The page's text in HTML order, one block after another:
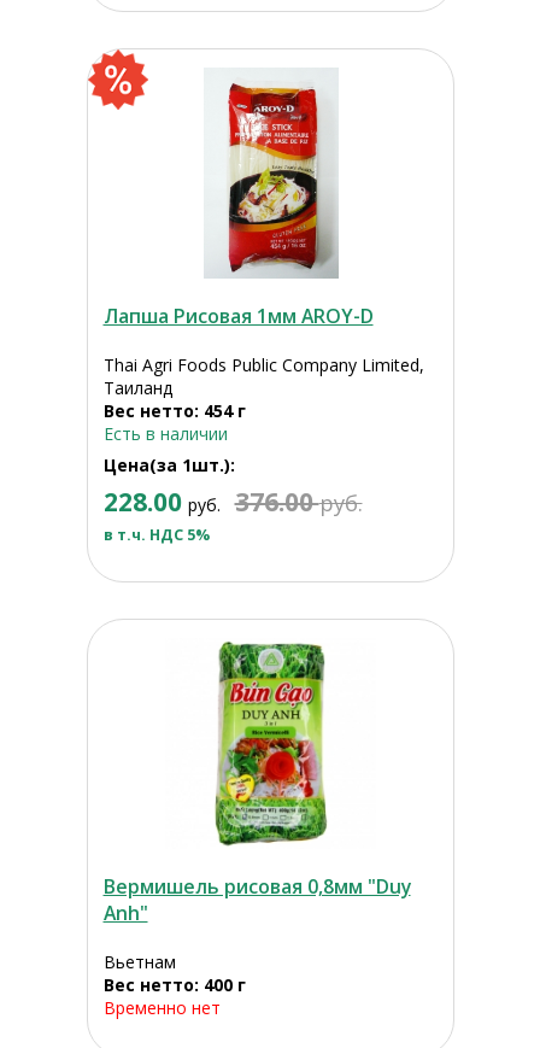
Лапша Рисовая 1мм AROY-D
Thai Agri Foods Public Company Limited,
Таиланд
Вес нетто: 454 г
Есть в наличии
Цена(за 1шт.):
228.00 руб. 376.00руб.
в т.ч. НДС 5%
Вермишель рисовая 0,8мм "Duy
Anh"
Вьетнам
Вес нетто: 400 г
Временно нет